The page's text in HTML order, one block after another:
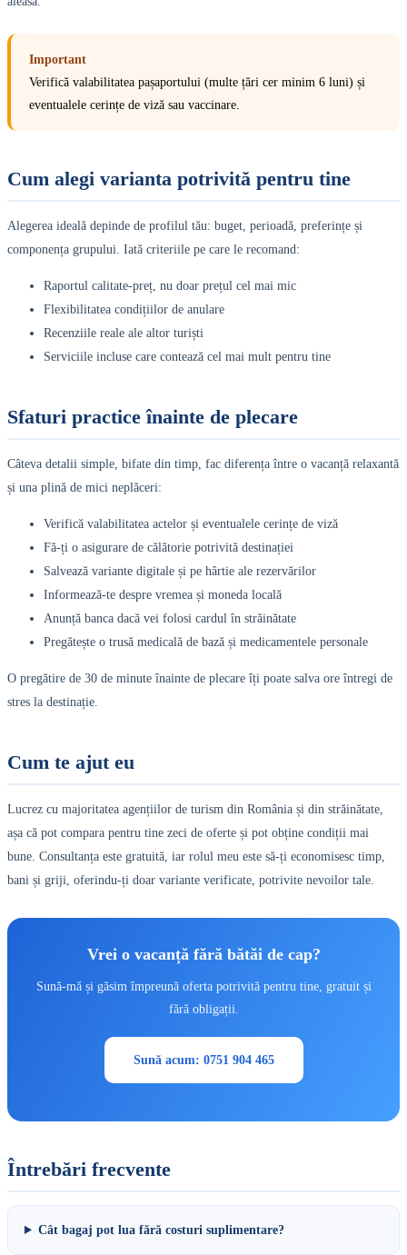
Important
Verifică valabilitatea pașaportului (multe țări cer minim 6 luni) și
eventualele cerințe de viză sau vaccinare.
Cum alegi varianta potrivită pentru tine
Alegerea ideală depinde de profilul tău: buget, perioadă, preferințe și
componența grupului. Iată criteriile pe care le recomand:
Raportul calitate-preț, nu doar prețul cel mai mic
Flexibilitatea condițiilor de anulare
Recenziile reale ale altor turiști
Serviciile incluse care contează cel mai mult pentru tine
Sfaturi practice înainte de plecare
Câteva detalii simple, bifate din timp, fac diferența între o vacanță relaxantă
și una plină de mici neplăceri:
Verifică valabilitatea actelor și eventualele cerințe de viză
Fă-ți o asigurare de călătorie potrivită destinației
Salvează variante digitale și pe hârtie ale rezervărilor
Informează-te despre vremea și moneda locală
Anunță banca dacă vei folosi cardul în străinătate
Pregătește o trusă medicală de bază și medicamentele personale
O pregătire de 30 de minute înainte de plecare îți poate salva ore întregi de
stres la destinație.
Cum te ajut eu
Lucrez cu majoritatea agențiilor de turism din România și din străinătate,
așa că pot compara pentru tine zeci de oferte și pot obține condiții mai
bune. Consultanța este gratuită, iar rolul meu este să-ți economisesc timp,
bani și griji, oferindu-ți doar variante verificate, potrivite nevoilor tale.
Vrei o vacanță fără bătăi de cap?
Sună-mă și găsim împreună oferta potrivită pentru tine, gratuit și
fără obligații.
Sună acum: 0751 904 465
Întrebări frecvente
Cât bagaj pot lua fără costuri suplimentare?